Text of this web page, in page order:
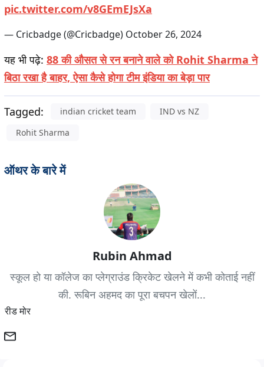
pic.twitter.com/v8GEmEJsXa
— Cricbadge (@Cricbadge) October 26, 2024
यह भी पढ़े: 88 की औसत से रन बनाने वाले को Rohit Sharma ने
बिठा रखा है बाहर, ऐसा कैसे होगा टीम इंडिया का बेड़ा पार
Tagged: indian cricket team
IND vs NZ
Rohit Sharma
ऑथर के बारे में
Rubin Ahmad
स्कूल हो या कॉलेज का प्लेग्राउंड क्रिकेट खेलने में कभी कोताई नहीं
की. रूबिन अहमद का पूरा बचपन खेलों...
रीड मोर